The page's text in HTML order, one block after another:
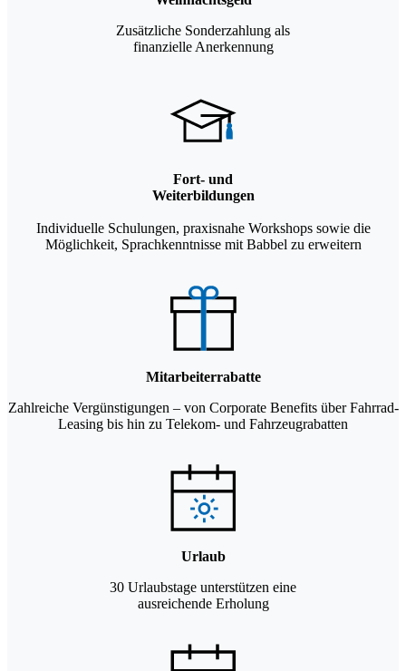
Zusätzliche Sonderzahlung als
finanzielle Anerkennung
Fort- und
Weiterbildungen
Individuelle Schulungen, praxisnahe Workshops sowie die
Möglichkeit, Sprachkenntnisse mit Babbel zu erweitern
Mitarbeiterrabatte
Zahlreiche Vergünstigungen – von Corporate Benefits über Fahrrad-
Leasing bis hin zu Telekom- und Fahrzeugrabatten
Urlaub
30 Urlaubstage unterstützen eine
ausreichende Erholung